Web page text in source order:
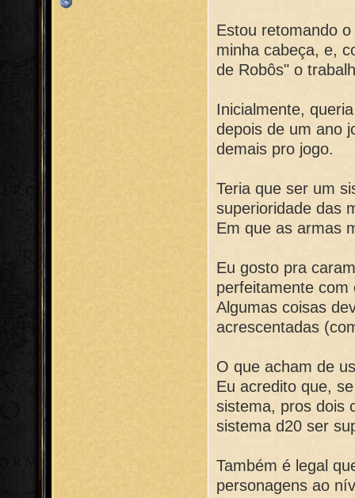
Estou retomando
minha cabeça, e,
de Robôs" o
Inicialmente,
depois de um ano
demais pro jogo.
Teria que ser um
superioridade das
Em que as armas
Eu gosto pra
perfeitamente
Algumas coisas
acrescentadas
O que acham de
Eu acredito que,
sistema, pros dois
sistema d20 ser
Também é legal
personagens ao